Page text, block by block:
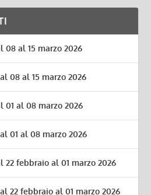
al 15 marzo 2026
08 al 15 marzo 2026
01 al 08 marzo 2026
01 al 08 marzo 2026
febbraio al 01 marzo 2026
22 febbraio al 01 marzo 2026